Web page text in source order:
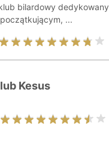
bilardowy dedykowany
...
Kesus